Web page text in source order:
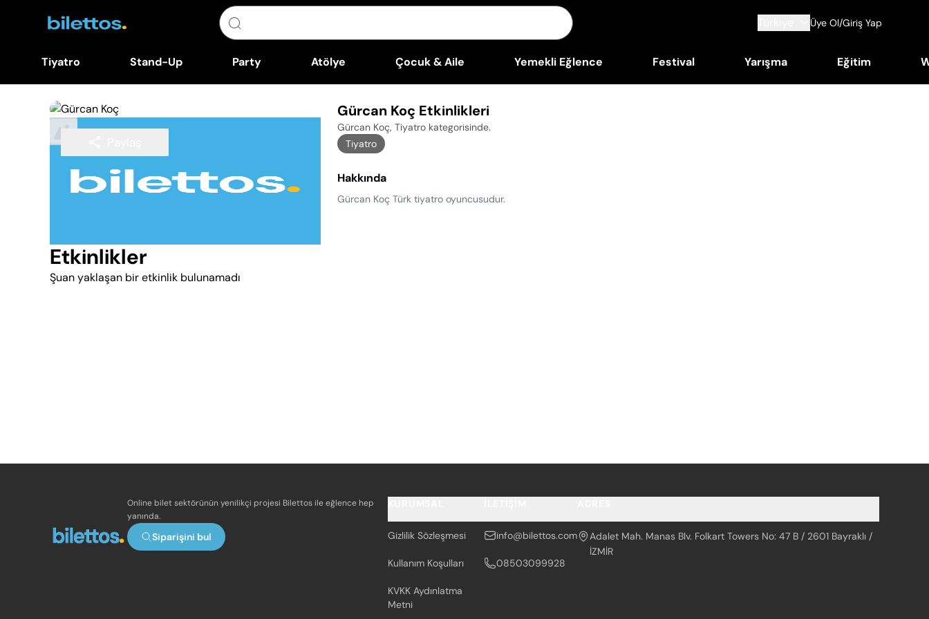
Üye Ol/Giriş Yap
Tiyatro Stand-Up Party Atölye Çocuk & Aile Yemekli Eğlence Festival Yarışma Eğitim
Gürcan Koç Etkinlikleri
Gürcan Koç, Tiyatro kategorisinde.
Tiyatro
Hakkında
Gürcan Koç Türk tiyatro oyuncusudur.
Etkinlikler
Şuan yaklaşan bir etkinlik bulunamadı
Online bilet sektörünün yenilikçi projesi Bilettos ile eğlence hep
yanında.
Siparişini bul Gizlilik Sözleşmesi
Kullanım Koşulları
KVKK Aydınlatma
Metni
info@bilettos.com
08503099928
Adalet Mah. Manas Blv. Folkart Towers No: 47 B / 2601 Bayraklı /
İZMİR